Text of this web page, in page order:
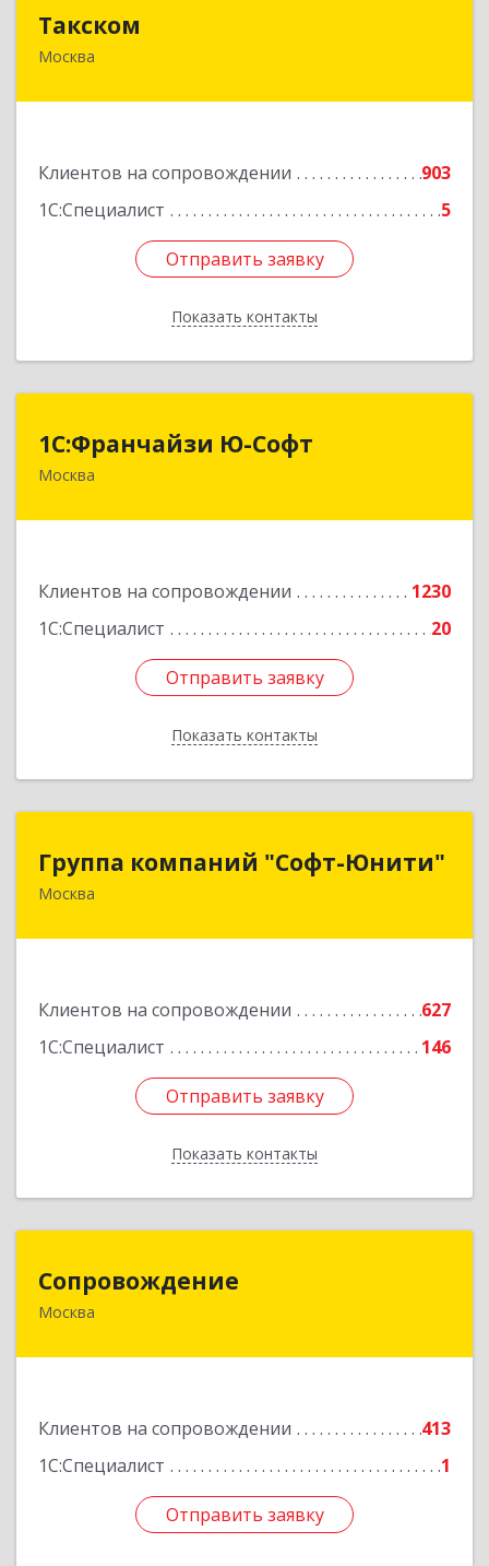
Такском
Москва
Клиентов на сопровождении
903
1С:Специалист
5
Отправить заявку
Показать контакты
119034, Москва г, Барыковский пер, дом №
Отправить заявку
Назад
1С:Франчайзи Ю-Софт
Москва
Клиентов на сопровождении
1230
1С:Специалист
20
Отправить заявку
Показать контакты
1С:Франчайзи Ю-Софт
117149, Москва г, вн.тер.г. муниципальный
Отправить заявку
Назад
Группа компаний "Софт-Юнити"
Москва
Клиентов на сопровождении
627
1С:Специалист
146
Отправить заявку
Показать контакты
Группа компаний "Софт-Юнити"
119334, Москва г, вн.тер.г. муниципальный
Подробнее
Отправить заявку
Назад
Сопровождение
Москва
Клиентов на сопровождении
413
1С:Специалист
1
Отправить заявку
117198, Москва г, Саморы Машела ул, дом № 8,
Отправить заявку